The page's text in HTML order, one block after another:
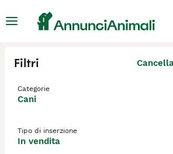
Filtri
Categorie
Cani
Tipo di inserzione
In vendita